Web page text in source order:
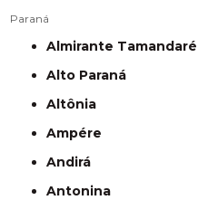
Paraná
Almirante Tamandaré
Alto Paraná
Altônia
Ampére
Andirá
Antonina